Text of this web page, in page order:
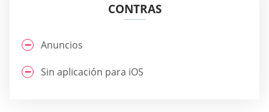
CONTRAS
Anuncios
Sin aplicación para iOS